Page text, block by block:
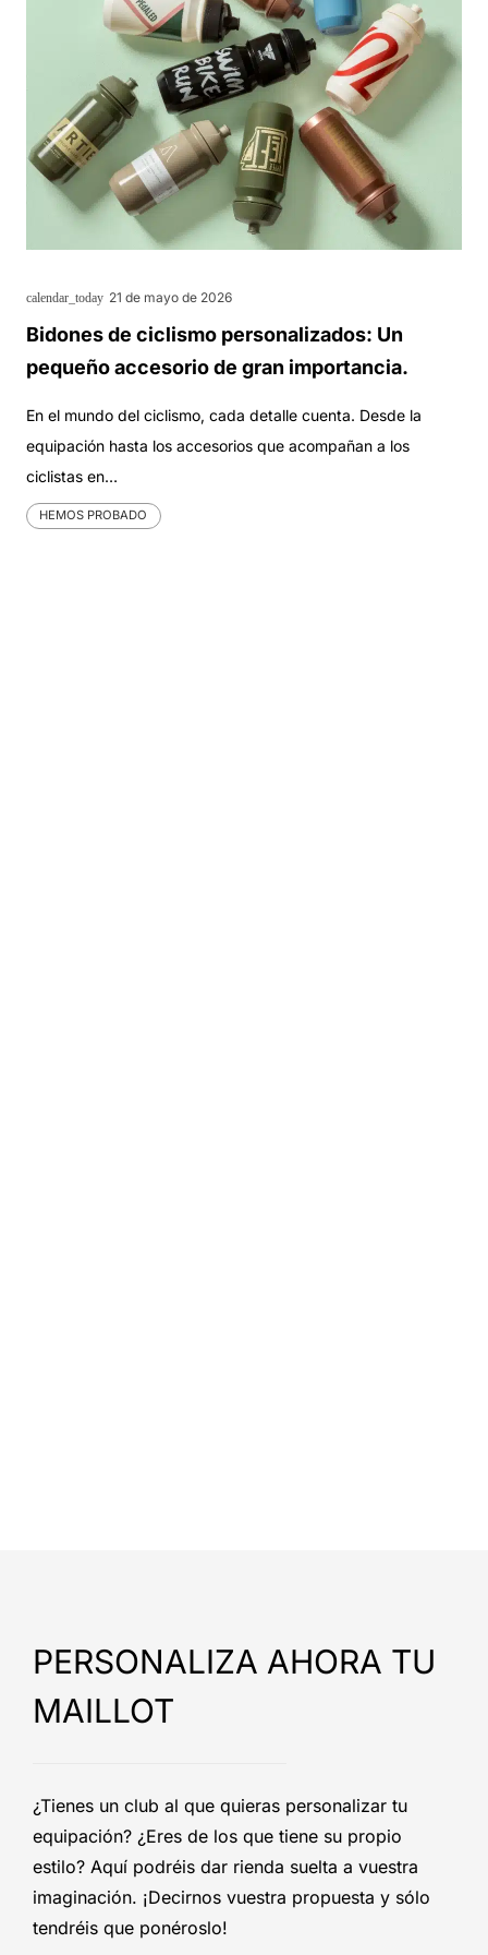
calendar_today 21 de mayo de 2026
Bidones de ciclismo personalizados: Un
pequeño accesorio de gran importancia.
En el mundo del ciclismo, cada detalle cuenta. Desde la
equipación hasta los accesorios que acompañan a los
ciclistas en…
HEMOS PROBADO
PERSONALIZA AHORA TU
MAILLOT
¿Tienes un club al que quieras personalizar tu
equipación? ¿Eres de los que tiene su propio
estilo? Aquí podréis dar rienda suelta a vuestra
imaginación. ¡Decirnos vuestra propuesta y sólo
tendréis que ponéroslo!